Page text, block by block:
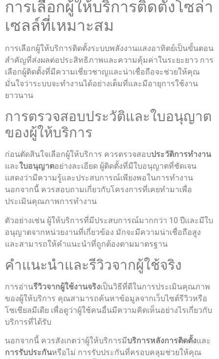
การเลือกผู้ให้บริการติดตั้งโซล่า
เซลล์ที่เหมาะสม
การเลือกผู้ให้บริการติดตั้งระบบพลังงานแสงอาทิตย์เป็นขั้นตอน
สำคัญที่ส่งผลต่อประสิทธิภาพและความคุ้มค่าในระยะยาว การ
เลือกผู้ติดตั้งที่มีความเชี่ยวชาญและน่าเชื่อถือจะช่วยให้คุณ
มั่นใจว่าระบบจะทำงานได้อย่างเต็มที่และมีอายุการใช้งาน
ยาวนาน
การตรวจสอบประวัติและใบอนุญาต
ของผู้ให้บริการ
ก่อนตัดสินใจเลือกผู้ให้บริการ ควรตรวจสอบประวัติการทำงาน
และใบอนุญาตอย่างละเอียด ผู้ติดตั้งที่มีใบอนุญาตที่ชัดเจน
แสดงว่ามีความรู้และประสบการณ์เพียงพอในการทำงาน
นอกจากนี้ ควรสอบถามเกี่ยวกับโครงการที่เคยทำมาเพื่อ
ประเมินคุณภาพการทำงาน
ตัวอย่างเช่น ผู้ให้บริการที่มีประสบการณ์มากกว่า 10 ปีและมีใบ
อนุญาตจากหน่วยงานที่เกี่ยวข้อง มักจะมีความน่าเชื่อถือสูง
และสามารถให้คำแนะนำที่ถูกต้องตามมาตรฐาน
คำแนะนำและรีวิวจากผู้ใช้จริง
การอ่านรีวิวจากผู้ใช้งานจริงเป็นวิธีที่ดีในการประเมินคุณภาพ
ของผู้ให้บริการ คุณสามารถค้นหาข้อมูลจากเว็บไซต์รีวิวหรือ
โซเชียลมีเดีย เพื่อดูว่าผู้ใช้คนอื่นมีความคิดเห็นอย่างไรเกี่ยวกับ
บริการที่ได้รับ
นอกจากนี้ ควรสังเกตว่าผู้ให้บริการมีบริการหลังการติดตั้งและ
การรับประกันหรือไม่ การรับประกันที่ครอบคลุมช่วยให้คุณ